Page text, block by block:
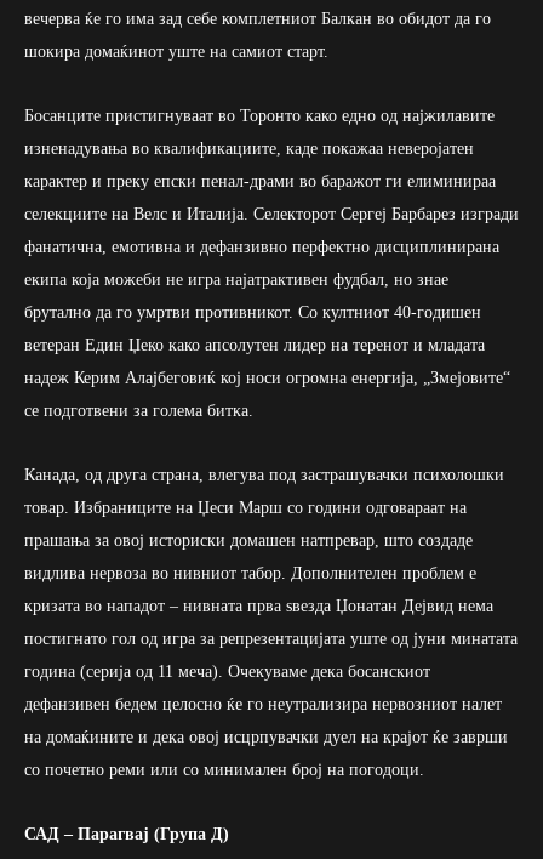
вечерва ќе го има зад себе комплетниот Балкан во обидот да го
шокира домаќинот уште на самиот старт.
Босанците пристигнуваат во Торонто како едно од најжилавите
изненадувања во квалификациите, каде покажаа неверојатен
карактер и преку епски пенал-драми во баражот ги елиминираа
селекциите на Велс и Италија. Селекторот Сергеј Барбарез изгради
фанатична, емотивна и дефанзивно перфектно дисциплинирана
екипа која можеби не игра најатрактивен фудбал, но знае
брутално да го умртви противникот. Со култниот 40-годишен
ветеран Един Џеко како апсолутен лидер на теренот и младата
надеж Керим Алајбеговиќ кој носи огромна енергија, „Змејовите“
се подготвени за голема битка.
Канада, од друга страна, влегува под застрашувачки психолошки
товар. Избраниците на Џеси Марш со години одговараат на
прашања за овој историски домашен натпревар, што создаде
видлива нервоза во нивниот табор. Дополнителен проблем е
кризата во нападот – нивната прва ѕвезда Џонатан Дејвид нема
постигнато гол од игра за репрезентацијата уште од јуни минатата
година (серија од 11 меча). Очекуваме дека босанскиот
дефанзивен бедем целосно ќе го неутрализира нервозниот налет
на домаќините и дека овој исцрпувачки дуел на крајот ќе заврши
со почетно реми или со минимален број на погодоци.
САД – Парагвај (Група Д)